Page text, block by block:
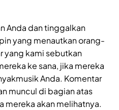
Anda dan tinggalkan
yang menautkan orang-
yang kami sebutkan
ke sana, jika mereka
Anda. Komentar
muncul di bagian atas
mereka akan melihatnya.